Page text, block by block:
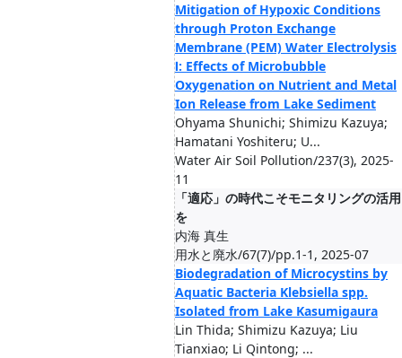
Mitigation of Hypoxic Conditions
through Proton Exchange
Membrane (PEM) Water Electrolysis
Ⅰ: Effects of Microbubble
Oxygenation on Nutrient and Metal
Ion Release from Lake Sediment
Ohyama Shunichi; Shimizu Kazuya;
Hamatani Yoshiteru; U...
Water Air Soil Pollution/237(3), 2025-
11
「適応」の時代こそモニタリングの活用
を
内海 真生
用水と廃水/67(7)/pp.1-1, 2025-07
Biodegradation of Microcystins by
Aquatic Bacteria Klebsiella spp.
Isolated from Lake Kasumigaura
Lin Thida; Shimizu Kazuya; Liu
Tianxiao; Li Qintong; ...